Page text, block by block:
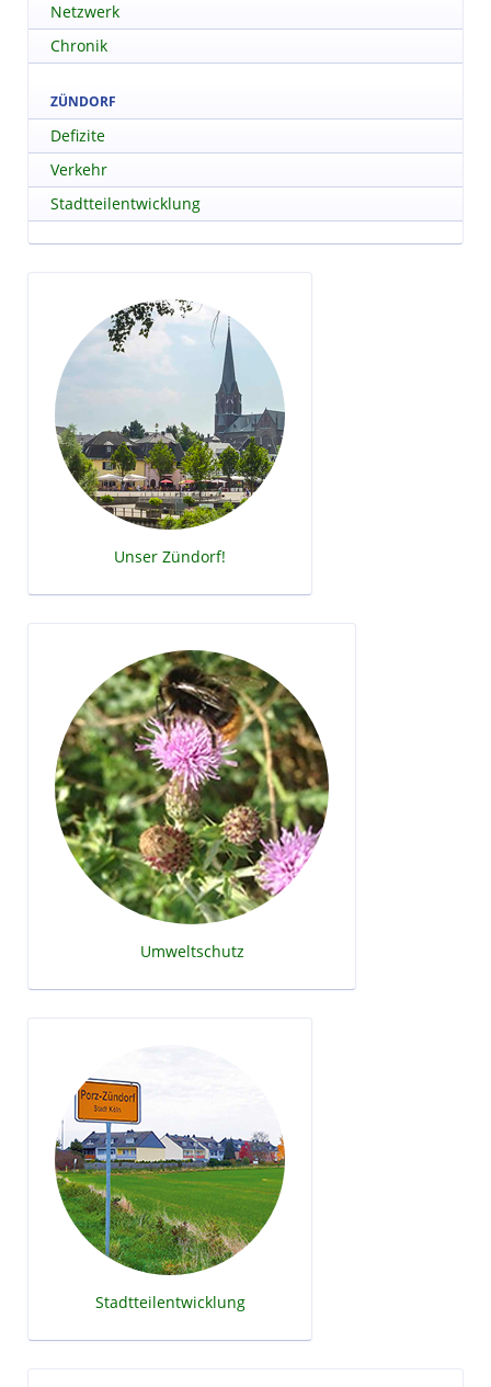
Netzwerk
Chronik
ZÜNDORF
Defizite
Verkehr
Stadtteilentwicklung
Unser Zündorf!
Umweltschutz
Stadtteilentwicklung